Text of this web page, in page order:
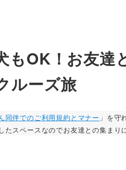
もOK！お友達
ルーズ旅
同伴でのご利用規約とマナー 」を守
たスペースなのでお友達との集ま